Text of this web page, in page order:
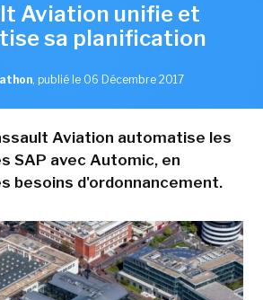
Aviation unifie et
sa planification
, publié le 06 Décembre 2017
Aviation automatise les
SAP avec Automic, en
besoins d'ordonnancement.